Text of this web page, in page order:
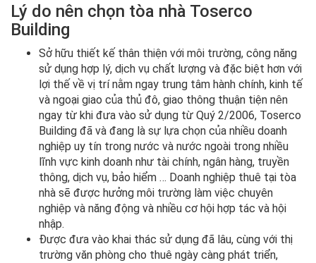
Lý do nên chọn tòa nhà Toserco
Building
Sở hữu thiết kế thân thiện với môi trường, công năng
sử dụng hợp lý, dịch vụ chất lượng và đặc biệt hơn với
lợi thế về vị trí nằm ngay trung tâm hành chính, kinh tế
và ngoại giao của thủ đô, giao thông thuận tiện nên
ngay từ khi đưa vào sử dụng từ Quý 2/2006, Toserco
Building đã và đang là sự lựa chọn của nhiều doanh
nghiệp uy tín trong nước và nước ngoài trong nhiều
lĩnh vực kinh doanh như tài chính, ngân hàng, truyền
thông, dịch vụ, bảo hiểm … Doanh nghiệp thuê tại tòa
nhà sẽ được hưởng môi trường làm việc chuyên
nghiệp và năng động và nhiều cơ hội hợp tác và hội
nhập.
Được đưa vào khai thác sử dụng đã lâu, cùng với thị
trường văn phòng cho thuê ngày càng phát triển,